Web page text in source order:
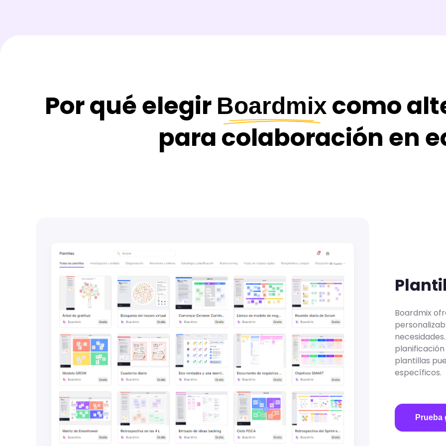
Por qué elegir Boardmix como
para colaboración en
Boardmix
plantillas
específicos.
Prueba